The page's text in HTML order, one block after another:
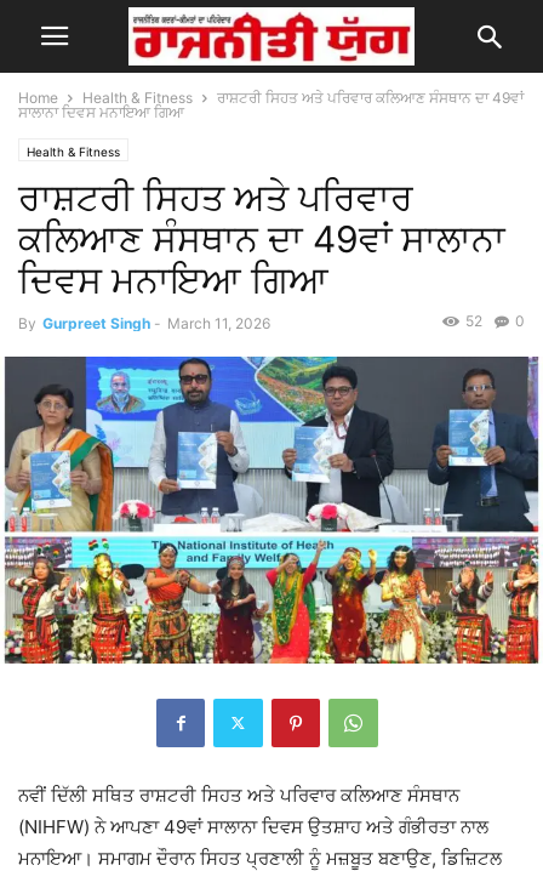
Home Health & Fitness
ਰਾਸ਼ਟਰੀ ਸਿਹਤ ਅਤੇ ਪਰਿਵਾਰ ਕਲਿਆਣ ਸੰਸਥਾਨ ਦਾ 49ਵਾਂ
ਸਾਲਾਨਾ ਦਿਵਸ ਮਨਾਇਆ ਗਿਆ
Health & Fitness
ਰਾਸ਼ਟਰੀ ਸਿਹਤ ਅਤੇ ਪਰਿਵਾਰ
ਕਲਿਆਣ ਸੰਸਥਾਨ ਦਾ 49ਵਾਂ ਸਾਲਾਨਾ
ਦਿਵਸ ਮਨਾਇਆ ਗਿਆ
By Gurpreet Singh - March 11, 2026 0
52
ਨਵੀਂ ਦਿੱਲੀ ਸਥਿਤ ਰਾਸ਼ਟਰੀ ਸਿਹਤ ਅਤੇ ਪਰਿਵਾਰ ਕਲਿਆਣ ਸੰਸਥਾਨ
(NIHFW) ਨੇ ਆਪਣਾ 49ਵਾਂ ਸਾਲਾਨਾ ਦਿਵਸ ਉਤਸ਼ਾਹ ਅਤੇ ਗੰਭੀਰਤਾ ਨਾਲ
ਮਨਾਇਆ। ਸਮਾਗਮ ਦੌਰਾਨ ਸਿਹਤ ਪ੍ਰਣਾਲੀ ਨੂੰ ਮਜ਼ਬੂਤ ਬਣਾਉਣ, ਡਿਜ਼ਿਟਲ